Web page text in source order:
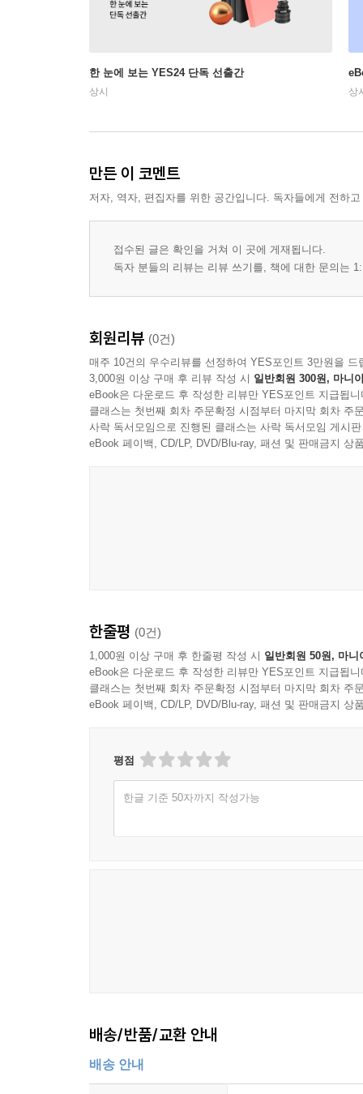
한 눈에 보는 YES24 단독 선출간
상시 상
만든 이 코멘트
저자, 역자, 편집자를 위한 공간입니다. 독자들에게 전하
접수된 글은 확인을 거쳐 이 곳에 게재됩니다.
독자 분들의 리뷰는 리뷰 쓰기를, 책에 대한 문의는
회원리뷰 (0건)
매주 10건의 우수리뷰를 선정하여 YES포인트 3만원을 드
3,000원 이상 구매 후 리뷰 작성 시 일반회원 300원, 마니
eBook은 다운로드 후 작성한 리뷰만 YES포인트 지급됩니
클래스는 첫번째 회차 주문확정 시점부터 마지막 회차 주
사락 독서모임으로 진행된 클래스는 사락 독서모임 게시
eBook 페이백, CD/LP, DVD/Blu-ray, 패션 및 판매금지 상
한줄평 (0건)
1,000원 이상 구매 후 한줄평 작성 시 일반회원 50원, 마니
eBook은 다운로드 후 작성한 리뷰만 YES포인트 지급됩니
클래스는 첫번째 회차 주문확정 시점부터 마지막 회차 주
eBook 페이백, CD/LP, DVD/Blu-ray, 패션 및 판매금지 상
평점
한글 기준 50자까지 작성가능
배송/반품/교환 안내
배송 안내